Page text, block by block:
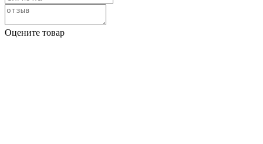
Оцените товар